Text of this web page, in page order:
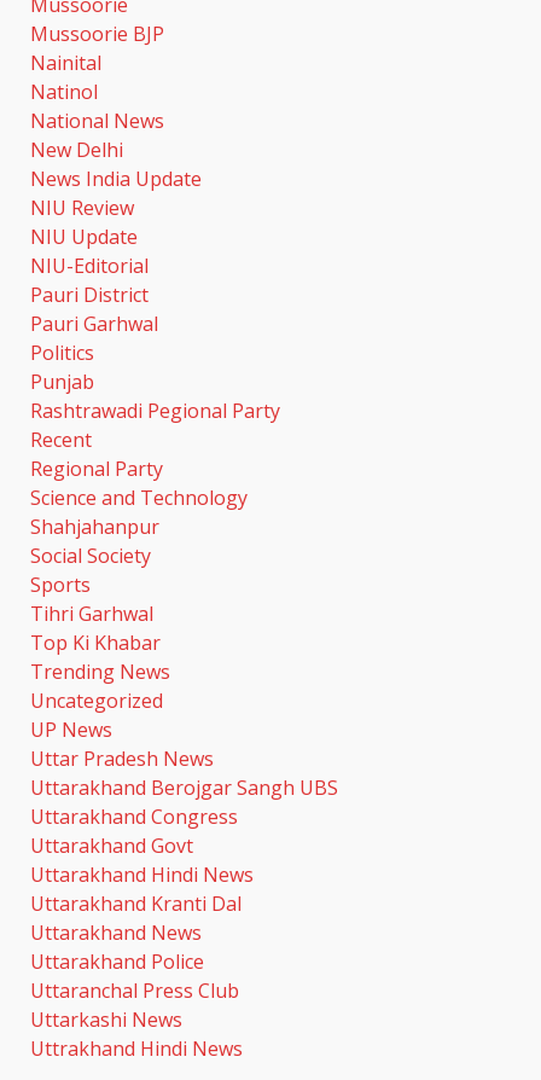
Mussoorie BJP
Nainital
Natinol
National News
New Delhi
News India Update
NIU Review
NIU Update
NIU-Editorial
Pauri District
Pauri Garhwal
Politics
Punjab
Rashtrawadi Pegional Party
Recent
Regional Party
Science and Technology
Shahjahanpur
Social Society
Sports
Tihri Garhwal
Top Ki Khabar
Trending News
Uncategorized
UP News
Uttar Pradesh News
Uttarakhand Berojgar Sangh UBS
Uttarakhand Congress
Uttarakhand Govt
Uttarakhand Hindi News
Uttarakhand Kranti Dal
Uttarakhand News
Uttarakhand Police
Uttaranchal Press Club
Uttarkashi News
Uttrakhand Hindi News
3
August 7, 2026
5
‘स्पाइडर-मैन: ब्रांड न्यू डे’ का भारतीय
6
7
महिला टी20 एशिया कप 2026 का
शेड्यूल जारी
August 7, 2026
1
धामी कैबिनेट में लिए गए कई ऐतिहासिक
फैसले